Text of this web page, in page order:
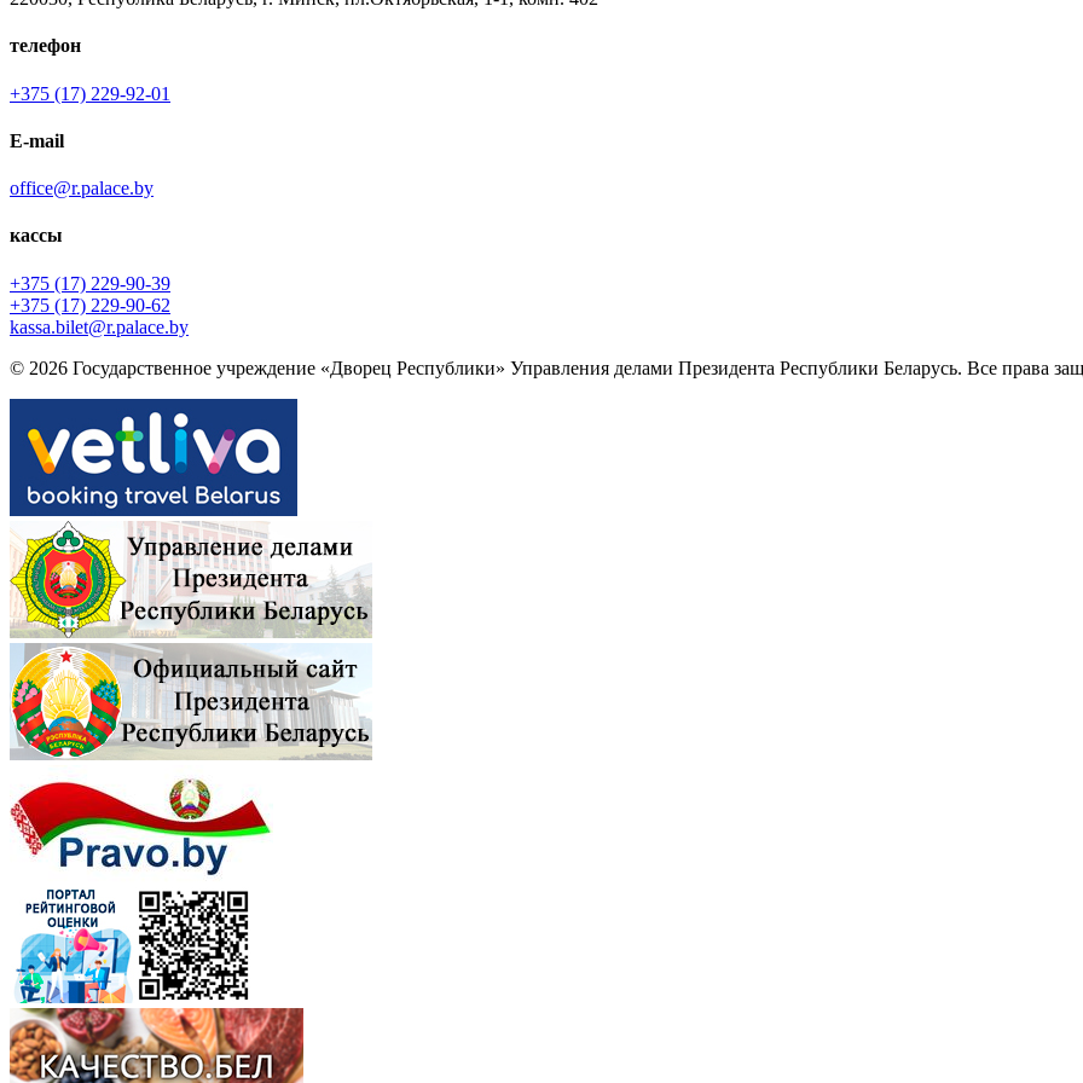
телефон
+375 (17) 229-92-01
E-mail
office@r.palace.by
кассы
+375 (17) 229-90-39
+375 (17) 229-90-62
kassa.bilet@r.palace.by
© 2026 Государственное учреждение «Дворец Республики» Управления делами Президента Республики Беларусь. Все права